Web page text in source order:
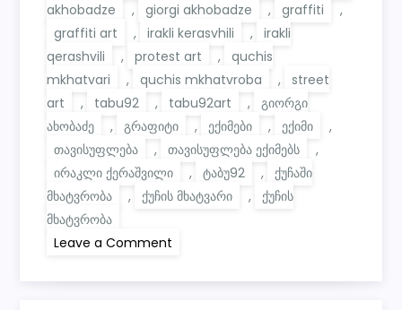
akhobadze
, giorgi akhobadze , graffiti
,
graffiti art
, irakli kerasvhili ,
irakli
qerashvili
, protest art ,
quchis
mkhatvari
, quchis mkhatvroba ,
street
art
, tabu92 , tabu92art ,
გიორგი
ახობაძე
, გრაფიტი , ექიმები , ექიმი
,
თავისუფლება
, თავისუფლება ექიმებს
,
ირაკლი ქერაშვილი
, ტაბუ92 ,
ქუჩაში
მხატვრობა
, ქუჩის მხატვარი ,
ქუჩის
მხატვრობა
Leave a Comment
—